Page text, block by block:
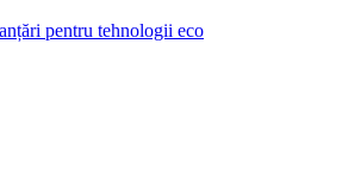
pentru tehnologii eco